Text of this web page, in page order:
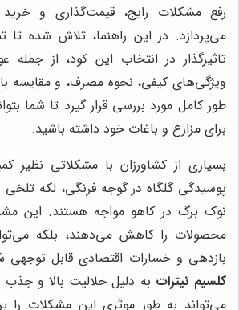
رفع مشکلات رایج، قیمت‌گذاری و خرید
می‌پردازد. در این راهنما، تلاش شده تا
تاثیرگذار در انتخاب این کود، از جمله
ویژگی‌های کیفی، نحوه مصرف، و مقایسه
طور کامل مورد بررسی قرار گیرد تا شما
برای مزارع و باغات خود داشته باشید.
بسیاری از کشاورزان با مشکلاتی نظیر
پوسیدگی گلگاه در گوجه فرنگی، لکه
نوک برگ در کاهو مواجه هستند. این
محصولات را کاهش می‌دهند، بلکه
بازدهی و خسارات اقتصادی قابل توجهی
کلسیم نیترات به دلیل حلالیت بالا و
می‌تواند به طور موثری این مشکلات را